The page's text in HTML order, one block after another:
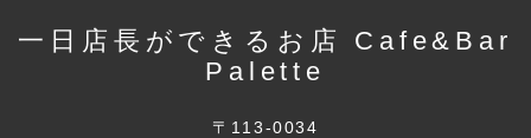
一日店長ができるお店 Cafe&Bar
Palette
〒113-0034